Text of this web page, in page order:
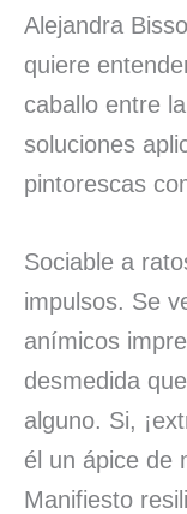
Alejandra
quiere
caballo entre
soluciones
pintorescas
Sociable a
impulsos. Se
anímicos
desmedida
alguno. Si,
él un ápice de
Manifiesto